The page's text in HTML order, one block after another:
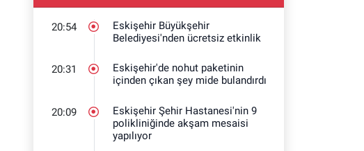
20:54
Eskişehir Büyükşehir
Belediyesi'nden ücretsiz etkinlik
20:31
Eskişehir'de nohut paketinin
içinden çıkan şey mide bulandırdı
20:09
Eskişehir Şehir Hastanesi'nin 9
polikliniğinde akşam mesaisi
yapılıyor